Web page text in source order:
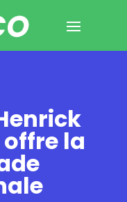
la